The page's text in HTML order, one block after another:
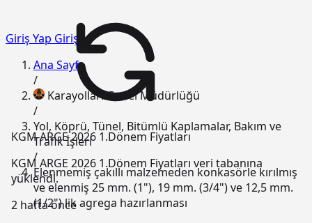
KGM ARGE 2026 1.Dönem Fiyatları
KGM ARGE 2026 1.Dönem Fiyatları veri tabanına
yüklendi.
2 hafta önce
Giriş Yap Giriş
Ana Sayfa
/
Karayolları Genel Müdürlüğü
/
Yol, Köprü, Tünel, Bitümlü Kaplamalar, Bakım ve
Trafik İşleri
/
Elenmemiş çakıllı malzemeden konkasörle kırılmış
ve elenmiş 25 mm. (1"), 19 mm. (3/4") ve 12,5 mm.
(1/2") lik agrega hazırlanması